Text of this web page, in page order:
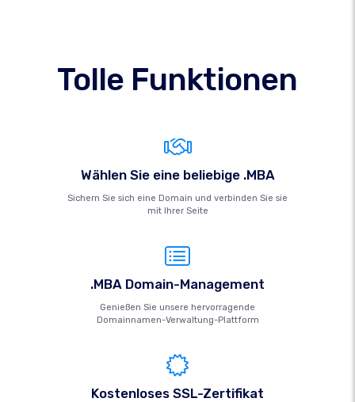
Tolle Funktionen
Wählen Sie eine beliebige .MBA
Sichern Sie sich eine Domain und verbinden Sie sie
mit Ihrer Seite
.MBA Domain-Management
Genießen Sie unsere hervorragende
Domainnamen-Verwaltung-Plattform
Kostenloses SSL-Zertifikat